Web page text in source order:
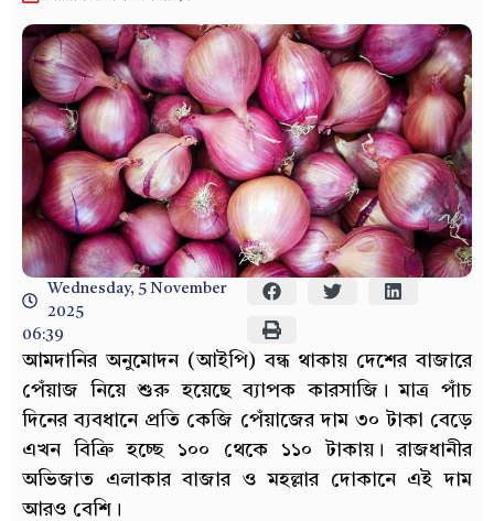
Wednesday, 5 November
2025
06:39
আমদানির অনুমোদন (আইপি) বন্ধ থাকায় দেশের বাজারে
পেঁয়াজ নিয়ে শুরু হয়েছে ব্যাপক কারসাজি। মাত্র পাঁচ
দিনের ব্যবধানে প্রতি কেজি পেঁয়াজের দাম ৩০ টাকা বেড়ে
এখন বিক্রি হচ্ছে ১০০ থেকে ১১০ টাকায়। রাজধানীর
অভিজাত এলাকার বাজার ও মহল্লার দোকানে এই দাম
আরও বেশি।